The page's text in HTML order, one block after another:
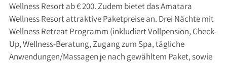
Wellness Resort ab € 200. Zudem bietet das Amatara
Wellness Resort attraktive Paketpreise an. Drei Nächte mit
Wellness Retreat Programm (inkludiert Vollpension, Check-
Up, Wellness-Beratung, Zugang zum Spa, tägliche
Anwendungen/Massagen je nach gewähltem Paket, sowie